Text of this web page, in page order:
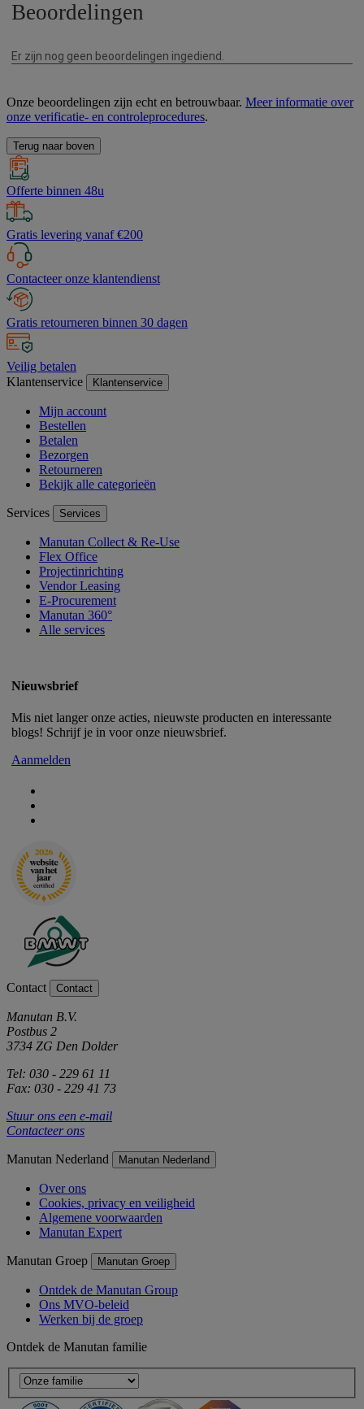
Onze beoordelingen zijn echt en betrouwbaar. Meer informatie over
onze verificatie- en controleprocedures.
Terug naar boven
Offerte binnen 48u
Gratis levering vanaf €200
Contacteer onze klantendienst
Gratis retourneren binnen 30 dagen
Veilig betalen
Klantenservice
Klantenservice
Mijn account
Bestellen
Betalen
Bezorgen
Retourneren
Bekijk alle categorieën
Services Services
Manutan Collect & Re-Use
Flex Office
Projectinrichting
Vendor Leasing
E-Procurement
Manutan 360°
Alle services
Nieuwsbrief
Mis niet langer onze acties, nieuwste producten en interessante
blogs! Schrijf je in voor onze nieuwsbrief.
Aanmelden
Contact Contact
Manutan B.V.
Postbus 2
3734 ZG Den Dolder
Tel: 030 - 229 61 11
Fax: 030 - 229 41 73
Stuur ons een e-mail
Contacteer ons
Manutan Nederland Manutan Nederland
Over ons
Cookies, privacy en veiligheid
Algemene voorwaarden
Manutan Expert
Manutan Groep Manutan Groep
Ontdek de Manutan Group
Ons MVO-beleid
Werken bij de groep
Ontdek de Manutan familie